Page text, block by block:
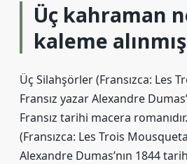
Üç kahraman
kaleme
Üç Silahşörler (Fransızca: Les
Fransız yazar Alexandre
Fransız tarihi macera
(Fransızca: Les Trois
Alexandre Dumas’nın 1844